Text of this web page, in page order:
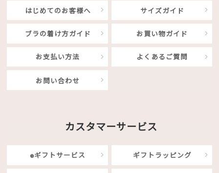
はじめてのお客様へ サイズガイド
ブラの着け方ガイド お買い物ガイド
お支払い方法 よくあるご質問
お問い合わせ
カスタマーサービス
eギフトサービス ギフトラッピング